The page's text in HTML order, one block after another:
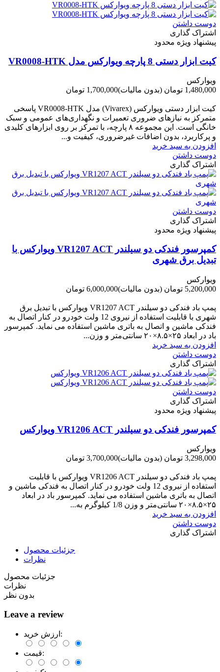
دوست داشتن
اشتراک گذاری
پیشنهاد ویژه محدود
کیت ابزار دستی 8 پارچه ویوارکس مدل VR0008-HTK
ویوارکس
1,480,000 تومان
(بدون مالیات)1,700,000 تومان
کیت ابزار دستی ویوارکس (Vivarex) مدل VR0008-HTK پاسخی
متمرکز به نیازهای ضروری تعمیرات و نگهداری‌های عمومی و سبک
خانگی است. این مجموعه ۸ پارچه، با تمرکز بر روی ابزارهای کلیدی
و پرکاربرد، بدون اضافات غیرضروری، کیفیت و...
افزودن به سبد خرید
دوست داشتن
اشتراک گذاری
دوست داشتن
اشتراک گذاری
پیشنهاد ویژه محدود
کمپرسور فندکی دو سیلندر VR1207 ACT ویوارکس با
تبدیل برق شهری
ویوارکس
5,200,000 تومان
(بدون مالیات)6,000,000 تومان
پمپ باد فندکی دو سیلندر VR1207 ACT ویوارکس با تبدیل برق
شهری با قابلیت استفاده از نیروی 12 ولت خودرو در کنار اتصال به
فندکی ماشین و اتصال به باتری ماشین استفاده می نماید. کمپرسور
باد در ابعاد ۲۵×۸.۵×۲۰ سانتی‌متر و وزن...
افزودن به سبد خرید
دوست داشتن
اشتراک گذاری
دوست داشتن
اشتراک گذاری
پیشنهاد ویژه محدود
کمپرسور فندکی دو سیلندر VR1206 ACT ویوارکس
ویوارکس
3,298,000 تومان
(بدون مالیات)3,700,000 تومان
پمپ باد فندکی دو سیلندر VR1206 ACT ویوارکس با قابلیت
استفاده از نیروی 12 ولت خودرو در کنار اتصال به فندکی ماشین و
اتصال به باتری ماشین استفاده می نماید. کمپرسور باد در ابعاد
۲۵×۸.۵×۲۰ سانتی‌متر و وزن 1/8 کیلوگرم به...
افزودن به سبد خرید
دوست داشتن
اشتراک گذاری
جزئیات محصول
نظرات
جزئیات محصول
نظرات
بدون نظر
Leave a review
ارزش خرید:
قیمت: